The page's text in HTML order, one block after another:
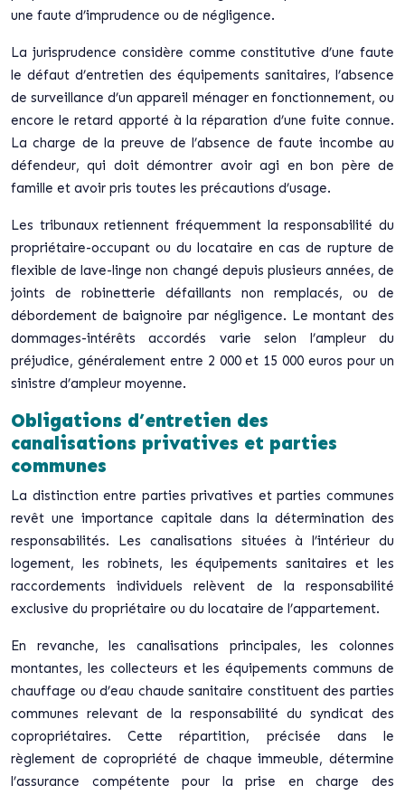
une faute d’imprudence ou de négligence.
La jurisprudence considère comme constitutive d’une faute
le défaut d’entretien des équipements sanitaires, l’absence
de surveillance d’un appareil ménager en fonctionnement, ou
encore le retard apporté à la réparation d’une fuite connue.
La charge de la preuve de l’absence de faute incombe au
défendeur, qui doit démontrer avoir agi en bon père de
famille et avoir pris toutes les précautions d’usage.
Les tribunaux retiennent fréquemment la responsabilité du
propriétaire-occupant ou du locataire en cas de rupture de
flexible de lave-linge non changé depuis plusieurs années, de
joints de robinetterie défaillants non remplacés, ou de
débordement de baignoire par négligence. Le montant des
dommages-intérêts accordés varie selon l’ampleur du
préjudice, généralement entre 2 000 et 15 000 euros pour un
sinistre d’ampleur moyenne.
Obligations d’entretien des
canalisations privatives et parties
communes
La distinction entre parties privatives et parties communes
revêt une importance capitale dans la détermination des
responsabilités. Les canalisations situées à l’intérieur du
logement, les robinets, les équipements sanitaires et les
raccordements individuels relèvent de la responsabilité
exclusive du propriétaire ou du locataire de l’appartement.
En revanche, les canalisations principales, les colonnes
montantes, les collecteurs et les équipements communs de
chauffage ou d’eau chaude sanitaire constituent des parties
communes relevant de la responsabilité du syndicat des
copropriétaires. Cette répartition, précisée dans le
règlement de copropriété de chaque immeuble, détermine
l’assurance compétente pour la prise en charge des